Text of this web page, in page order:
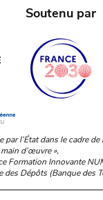
Soutenu par
par l’État dans le cadre
d’œuvre »,
Formation Innovante
des Dépôts (Banque des